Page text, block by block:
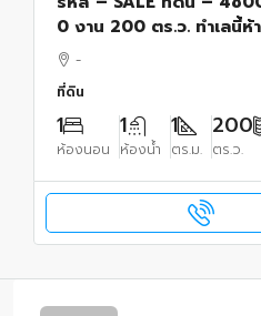
0 งาน 200 ตร.ว. ทำเลนี้ห้
-
ที่ดิน
1
ห้องนอน
1
ห้องน้ำ
1
ตร.ม.
200
ตร.ว.